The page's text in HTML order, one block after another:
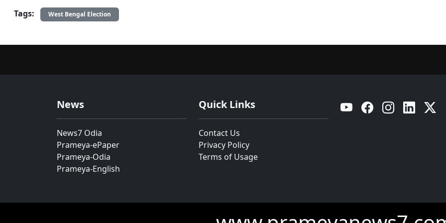
Tags: West Bengal Election
News
News7 Odia
Prameya-ePaper
Prameya-Odia
Prameya-English
Quick Links
Contact Us
Privacy Policy
Terms of Usage
YouTube Facebook Instagram